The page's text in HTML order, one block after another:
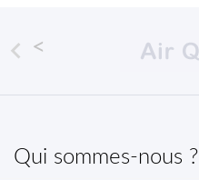

Qui sommes-nous ?